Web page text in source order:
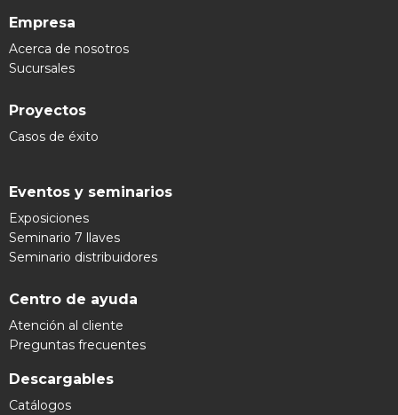
Empresa
Acerca de nosotros
Sucursales
Proyectos
Casos de éxito
Eventos y seminarios
Exposiciones
Seminario 7 llaves
Seminario distribuidores
Centro de ayuda
Atención al cliente
Preguntas frecuentes
Descargables
Catálogos